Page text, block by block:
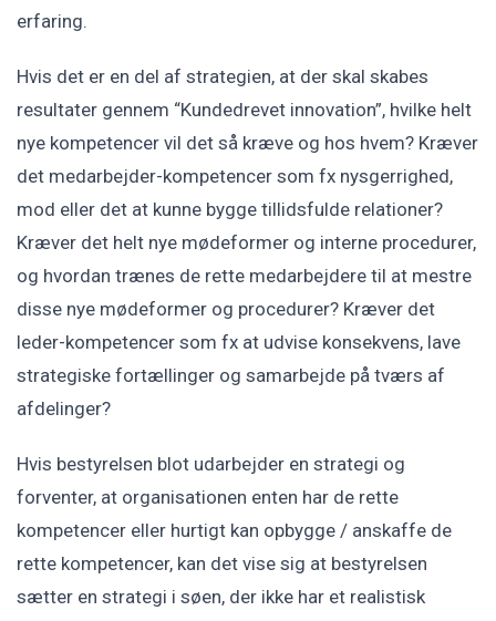
erfaring.
Hvis det er en del af strategien, at der skal skabes
resultater gennem “Kundedrevet innovation”, hvilke helt
nye kompetencer vil det så kræve og hos hvem? Kræver
det medarbejder-kompetencer som fx nysgerrighed,
mod eller det at kunne bygge tillidsfulde relationer?
Kræver det helt nye mødeformer og interne procedurer,
og hvordan trænes de rette medarbejdere til at mestre
disse nye mødeformer og procedurer? Kræver det
leder-kompetencer som fx at udvise konsekvens, lave
strategiske fortællinger og samarbejde på tværs af
afdelinger?
Hvis bestyrelsen blot udarbejder en strategi og
forventer, at organisationen enten har de rette
kompetencer eller hurtigt kan opbygge / anskaffe de
rette kompetencer, kan det vise sig at bestyrelsen
sætter en strategi i søen, der ikke har et realistisk